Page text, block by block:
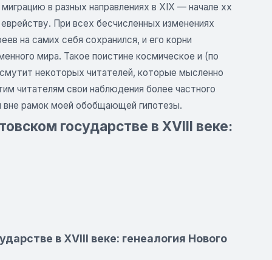
в разных направлениях в XIX — начале хх
При всех бесчисленных изменениях
на самих себя сохранился, и его корни
мира. Такое поистине космическое и (по
некоторых читателей, которые мысленно
читателям свои наблюдения более частного
рамок моей обобщающей гипотезы.
государстве в XVIII веке:
в XVIII веке: генеалогия Нового